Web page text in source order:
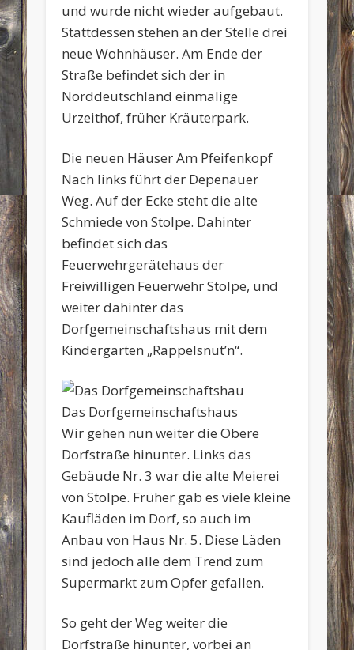
und wurde nicht wieder aufgebaut.
Stattdessen stehen an der Stelle drei
neue Wohnhäuser. Am Ende der
Straße befindet sich der in
Norddeutschland einmalige
Urzeithof, früher Kräuterpark.
Die neuen Häuser Am Pfeifenkopf
Nach links führt der Depenauer
Weg. Auf der Ecke steht die alte
Schmiede von Stolpe. Dahinter
befindet sich das
Feuerwehrgerätehaus der
Freiwilligen Feuerwehr Stolpe, und
weiter dahinter das
Dorfgemeinschaftshaus mit dem
Kindergarten „Rappelsnut’n“.
Das Dorfgemeinschaftshaus
Wir gehen nun weiter die Obere
Dorfstraße hinunter. Links das
Gebäude Nr. 3 war die alte Meierei
von Stolpe. Früher gab es viele kleine
Kaufläden im Dorf, so auch im
Anbau von Haus Nr. 5. Diese Läden
sind jedoch alle dem Trend zum
Supermarkt zum Opfer gefallen.
So geht der Weg weiter die
Dorfstraße hinunter, vorbei an